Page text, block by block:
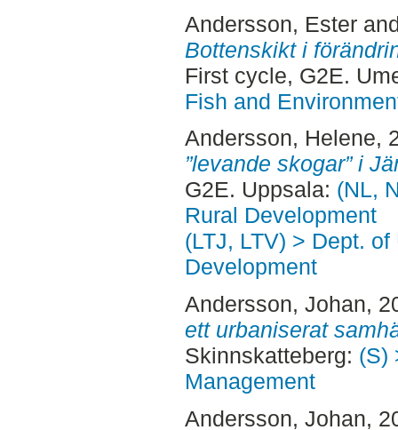
Andersson, Ester
Bottenskikt i
First cycle, G2E.
Fish and
Andersson, Helene,
”levande skogar” i
G2E. Uppsala: (NL,
Rural Development
(LTJ, LTV) > Dept.
Development
Andersson, Johan,
ett urbaniserat
Skinnskatteberg: (S)
Management
Andersson, Johan,